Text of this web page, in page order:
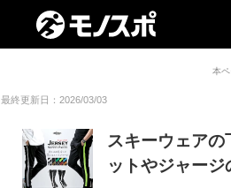
本
最終更新日：2026/03/03
スキーウェア
ットやジャー